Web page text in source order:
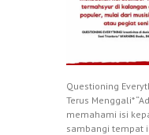
Questioning
Terus Menggali*
memahami isi
sambangi tempat